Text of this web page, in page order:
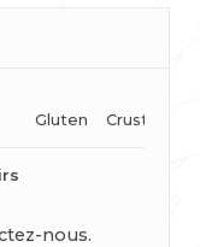
Gluten Crustacés
nous.